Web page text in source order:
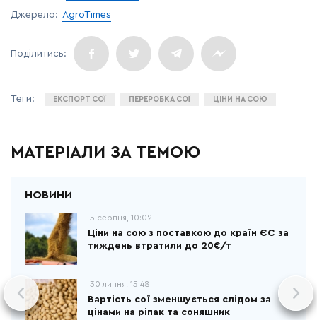
Джерело: AgroTimes
ЕКСПОРТ СОЇ ПЕРЕРОБКА СОЇ ЦІНИ НА СОЮ
МАТЕРІАЛИ ЗА ТЕМОЮ
5 серпня, 10:02
Ціни на сою з поставкою до країн ЄС за
тиждень втратили до 20€/т
30 липня, 15:48
Вартість сої зменшується слідом за
цінами на ріпак та соняшник